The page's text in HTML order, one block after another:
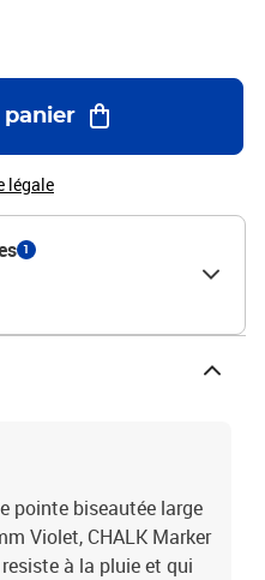
légale
1
pointe biseautée large
Violet, CHALK Marker
à la pluie et qui